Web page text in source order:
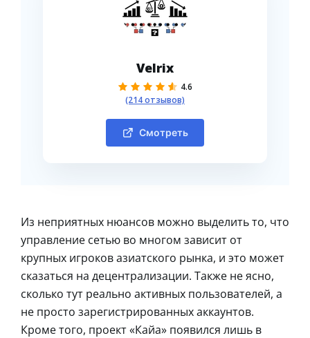
Velrix
4.6
(214 отзывов)
Смотреть
Из неприятных нюансов можно выделить то, что
управление сетью во многом зависит от
крупных игроков азиатского рынка, и это может
сказаться на децентрализации. Также не ясно,
сколько тут реально активных пользователей, а
не просто зарегистрированных аккаунтов.
Кроме того, проект «Кайа» появился лишь в